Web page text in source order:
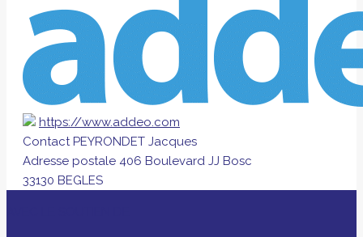
https://www.addeo.com
ContactPEYRONDET Jacques
Adresse postale 406 Boulevard JJ Bosc
33130 BEGLES